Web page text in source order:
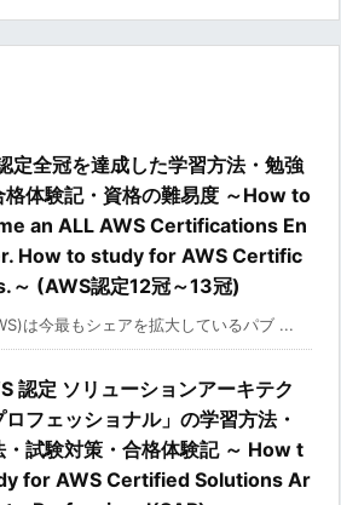
定全冠を達成した学習方法・勉強
格体験記・資格の難易度 ～How to
an ALL AWS Certifications En
How to study for AWS Certific
～ (AWS認定12冠～13冠)
は今最もシェアを拡大しているパブ ...
認定 ソリューションアーキテク
ロフェッショナル」の学習方法・
・試験対策・合格体験記 ～ How t
for AWS Certified Solutions Ar